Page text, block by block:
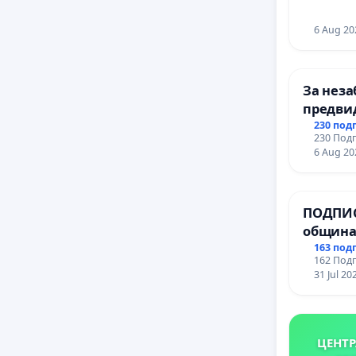
да лежи
Сивия
Няма
Нямам
Вече
6 Aug
За
на
и
230
230
6 Aug
община
за
МЕД”
се
163
162
31 Jul